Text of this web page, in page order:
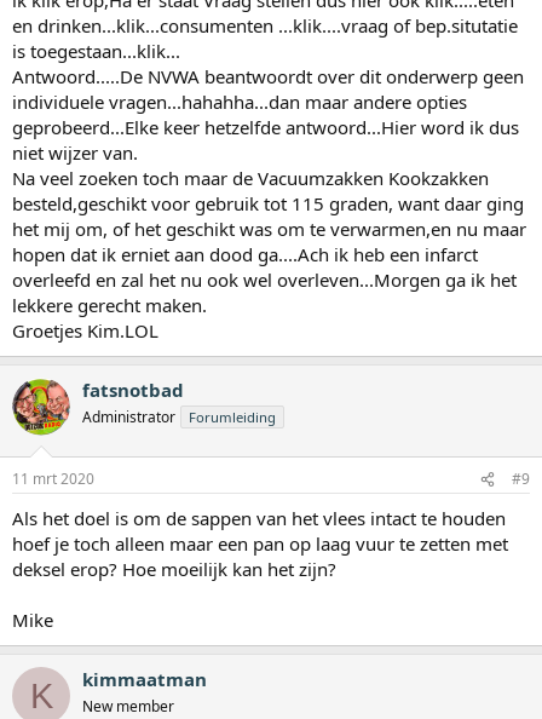
en drinken...klik...consumenten ...klik....vraag of bep.situtatie
is toegestaan...klik...
Antwoord.....De NVWA beantwoordt over dit onderwerp geen
individuele vragen...hahahha...dan maar andere opties
geprobeerd...Elke keer hetzelfde antwoord...Hier word ik dus
niet wijzer van.
Na veel zoeken toch maar de Vacuumzakken Kookzakken
besteld,geschikt voor gebruik tot 115 graden, want daar ging
het mij om, of het geschikt was om te verwarmen,en nu maar
hopen dat ik erniet aan dood ga....Ach ik heb een infarct
overleefd en zal het nu ook wel overleven...Morgen ga ik het
lekkere gerecht maken.
Groetjes Kim.LOL
fatsnotbad
Administrator Forumleiding
11 mrt 2020 #9
Als het doel is om de sappen van het vlees intact te houden
hoef je toch alleen maar een pan op laag vuur te zetten met
deksel erop? Hoe moeilijk kan het zijn?
Mike
K kimmaatman
New member